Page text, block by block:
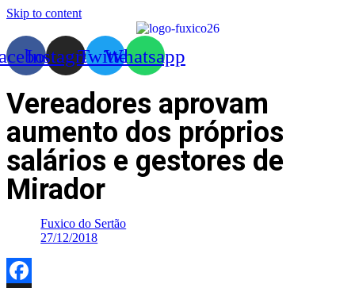
Skip to content
InstagramTwitterWhatsapp
Vereadores aprovam
aumento dos próprios
salários e gestores de
Mirador
Fuxico do Sertão
27/12/2018